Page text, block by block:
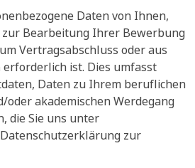
Daten von Ihnen,
Bearbeitung Ihrer Bewerbung
Vertragsabschluss oder aus
ist. Dies umfasst
Daten zu Ihrem beruflichen
oder akademischen Werdegang
die Sie uns unter
zur